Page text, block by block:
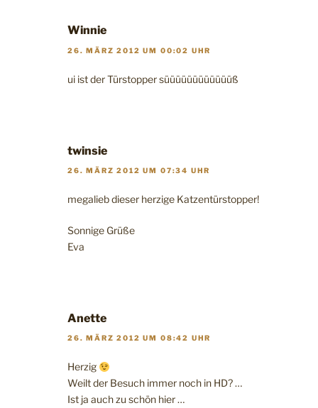
Winnie
26. MÄRZ 2012 UM 00:02 UHR
ui ist der Türstopper süüüüüüüüüüüüß
twinsie
26. MÄRZ 2012 UM 07:34 UHR
megalieb dieser herzige Katzentürstopper!
Sonnige Grüße
Eva
Anette
26. MÄRZ 2012 UM 08:42 UHR
Herzig
Weilt der Besuch immer noch in HD? …
Ist ja auch zu schön hier …